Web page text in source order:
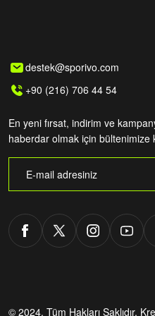
destek@sporivo.com
+90 (216) 706 44 54
En yeni fırsat, indirim ve
haberdar olmak için bültenimize
© 2024. Tüm Hakları Saklıdır.